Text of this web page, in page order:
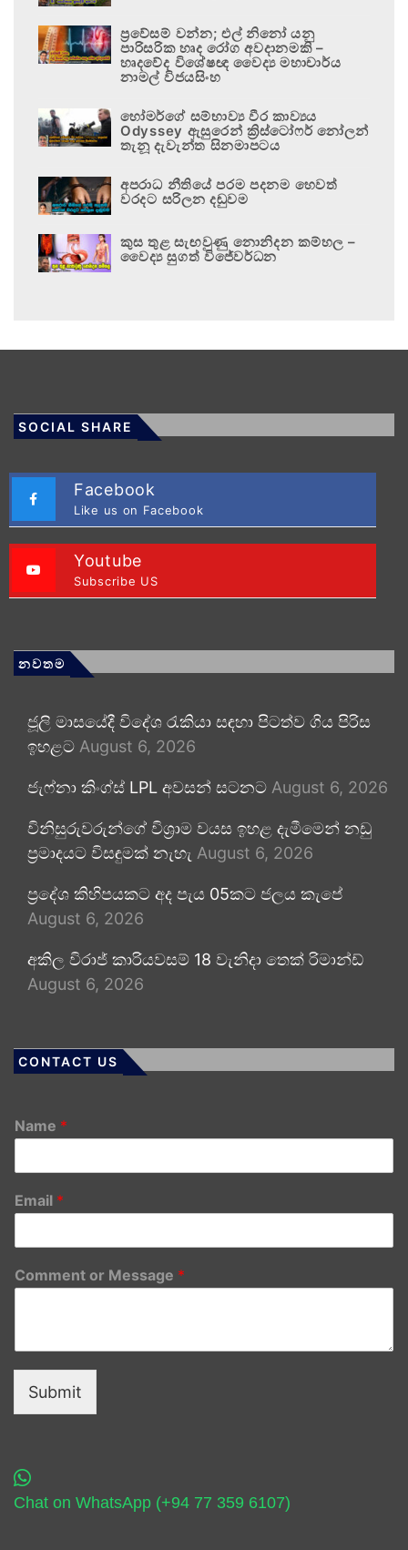
ප්‍රවේසම් වන්න; එල් නිනෝ යනු
පාරිසරික හෘද රෝග අවදානමකි –
හෘදවේද විශේෂඥ වෛද්‍ය මහාචාර්ය
නාමල් විජයසිංහ
හෝමර්ගේ සම්භාව්‍ය වීර කාව්‍යය
Odyssey ඇසුරෙන් ක්‍රිස්ටෝෆර් නෝලන්
තැනූ දැවැන්ත සිනමාපටය
අපරාධ නීතියේ පරම පදනම හෙවත්
වරදට සරිලන දඬුවම
කුස තුළ සැඟවුණු නොනිදන කම්හල –
වෛද්‍ය සුගත් විජේවර්ධන
SOCIAL SHARE
Facebook
Like us on Facebook
Youtube
Subscribe US
නවතම
ජූලි මාසයේදී විදේශ රැකියා සඳහා පිටත්ව ගිය පිරිස
ඉහළට August 6, 2026
ජැෆ්නා කිංග්ස් LPL අවසන් සටනට August 6, 2026
විනිසුරුවරුන්ගේ විශ්‍රාම වයස ඉහළ දැමීමෙන් නඩු
ප්‍රමාදයට විසඳුමක් නැහැ August 6, 2026
ප්‍රදේශ කිහිපයකට අද පැය 05කට ජලය කැපේ
August 6, 2026
අකිල විරාජ් කාරියවසම් 18 වැනිදා තෙක් රිමාන්ඩ්
August 6, 2026
CONTACT US
Name *
Email *
Comment or Message *
Submit
Chat on WhatsApp (+94 77 359 6107)